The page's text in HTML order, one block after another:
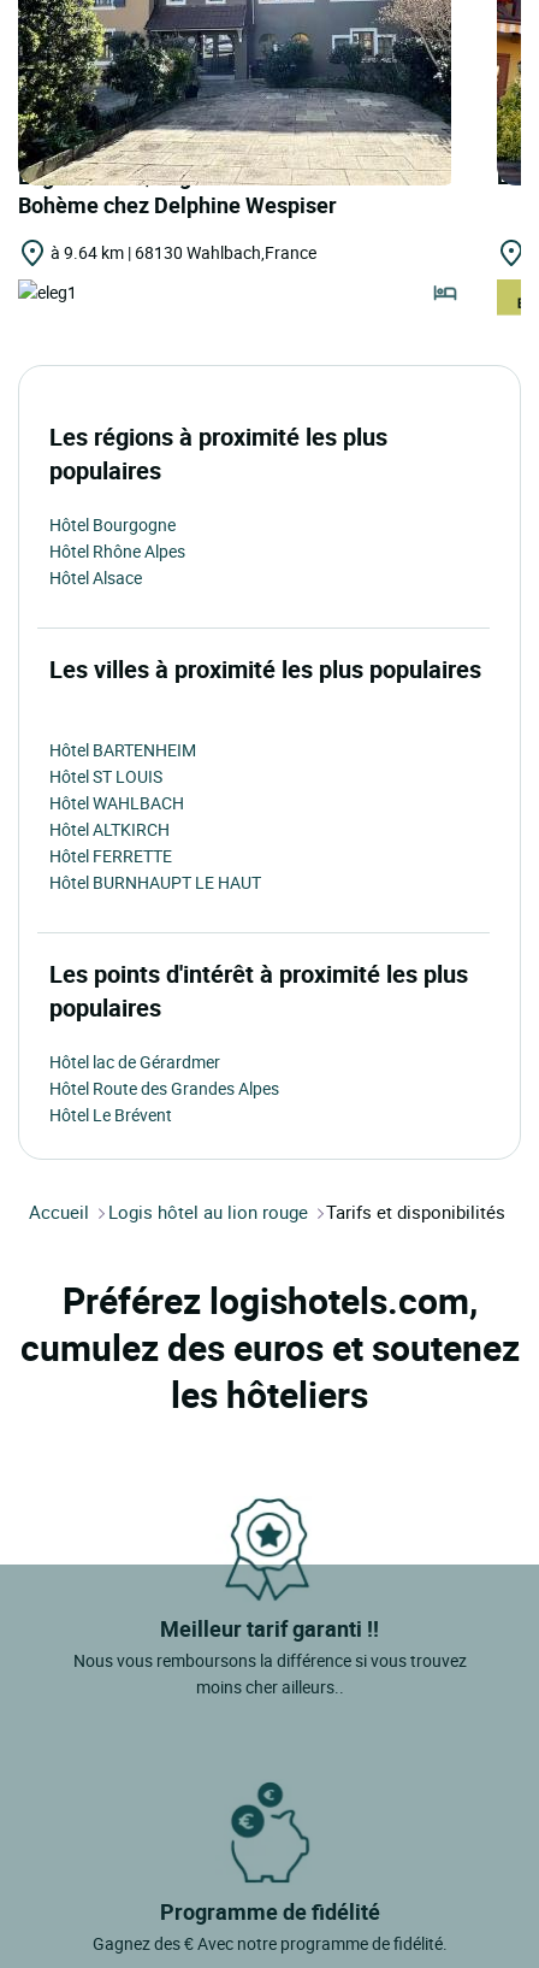
Logis Hôtels | Logis Hôtel Domaine de la
Bohème chez Delphine Wespiser
à 9.64 km | 68130 Wahlbach,France
Les régions à proximité les plus
populaires
Hôtel Bourgogne
Hôtel Rhône Alpes
Hôtel Alsace
Les villes à proximité les plus populaires
Hôtel BARTENHEIM
Hôtel ST LOUIS
Hôtel WAHLBACH
Hôtel ALTKIRCH
Hôtel FERRETTE
Hôtel BURNHAUPT LE HAUT
Les points d'intérêt à proximité les plus
populaires
Hôtel lac de Gérardmer
Hôtel Route des Grandes Alpes
Hôtel Le Brévent
Accueil Logis hôtel au lion rouge Tarifs et disponibilités
Préférez logishotels.com,
cumulez des euros et soutenez
les hôteliers
Meilleur tarif garanti !!
Nous vous remboursons la différence si vous trouvez
moins cher ailleurs..
Programme de fidélité
Gagnez des € Avec notre programme de fidélité.